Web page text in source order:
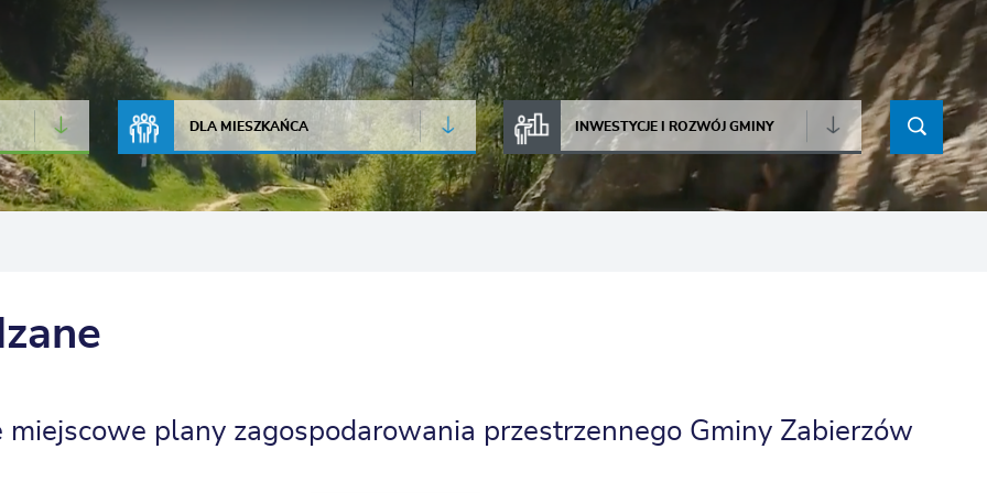
JAKOŚĆ POWIETRZA
DLA MIESZKAŃCA INWESTYCJE I ROZWÓJ GMINY
miejscowe plany zagospodarowania przestrzennego Gminy Zabierzów